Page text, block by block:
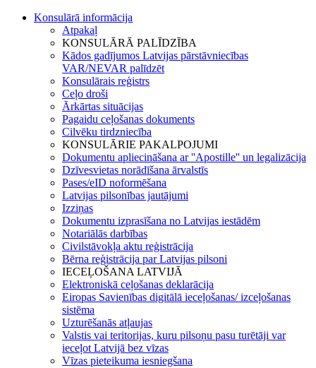
Konsulārā informācija
Atpakaļ
KONSULĀRĀ PALĪDZĪBA
Kādos gadījumos Latvijas pārstāvniecības
VAR/NEVAR palīdzēt
Konsulārais reģistrs
Ceļo droši
Ārkārtas situācijas
Pagaidu ceļošanas dokuments
Cilvēku tirdzniecība
KONSULĀRIE PAKALPOJUMI
Dokumentu apliecināšana ar ''Apostille'' un legalizācija
Dzīvesvietas norādīšana ārvalstīs
Pases/eID noformēšana
Latvijas pilsonības jautājumi
Izziņas
Dokumentu izprasīšana no Latvijas iestādēm
Notariālās darbības
Civilstāvokļa aktu reģistrācija
Bērna reģistrācija par Latvijas pilsoni
IECEĻOŠANA LATVIJĀ
Elektroniskā ceļošanas deklarācija
Eiropas Savienības digitālā ieceļošanas/ izceļošanas
sistēma
Uzturēšanās atļaujas
Valstis vai teritorijas, kuru pilsoņu pasu turētāji var
ieceļot Latvijā bez vīzas
Vīzas pieteikuma iesniegšana